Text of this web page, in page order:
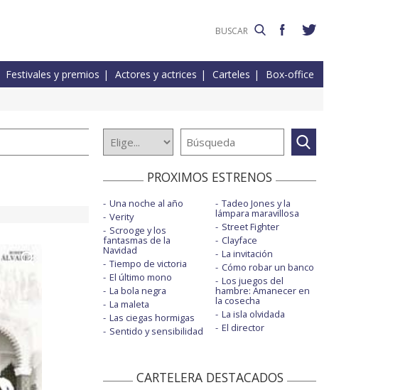
Festivales y premios Actores y actrices Carteles Box-office
PROXIMOS ESTRENOS
Una noche al año
Verity
Scrooge y los
fantasmas de la
Navidad
Tiempo de victoria
El último mono
La bola negra
La maleta
Las ciegas hormigas
Sentido y sensibilidad
Tadeo Jones y la
lámpara maravillosa
Street Fighter
Clayface
La invitación
Cómo robar un banco
Los juegos del
hambre: Amanecer en
la cosecha
La isla olvidada
El director
CARTELERA DESTACADOS